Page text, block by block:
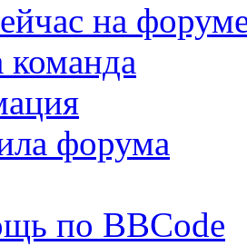
на
форума
по BBCode